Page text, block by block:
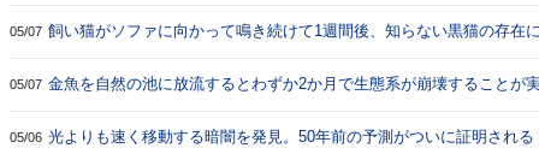
05/07 飼い猫がソファに向かって鳴き続けて1週間後、知らない黒猫の存在
05/07 金魚を自然の池に放流するとわずか2か月で生態系が崩壊することが
05/06 光よりも速く移動する暗闇を発見。50年前の予測がついに証明される